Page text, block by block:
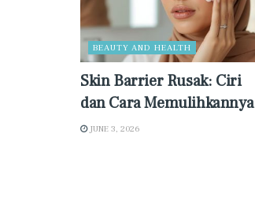
BEAUTY AND HEALTH
Skin Barrier Rusak: Ciri
dan Cara Memulihkannya
JUNE 3, 2026